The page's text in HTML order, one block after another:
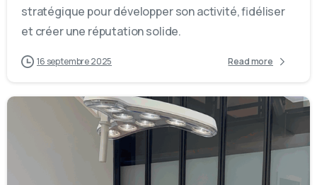
stratégique pour développer son activité, fidéliser
et créer une réputation solide.
16 septembre 2025 Read more